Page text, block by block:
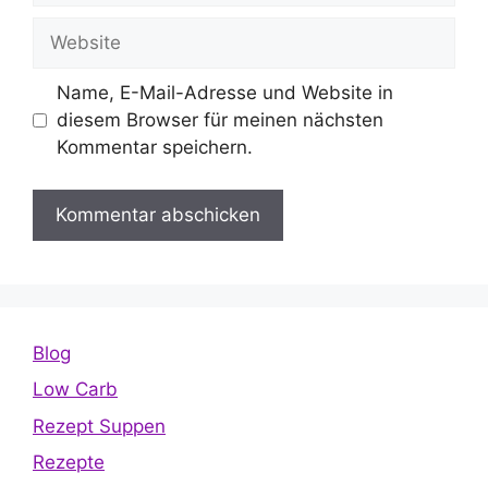
Website
Name, E-Mail-Adresse und Website in
diesem Browser für meinen nächsten
Kommentar speichern.
Blog
Low Carb
Rezept Suppen
Rezepte